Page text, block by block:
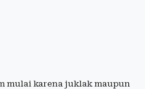
mulai karena juklak maupun